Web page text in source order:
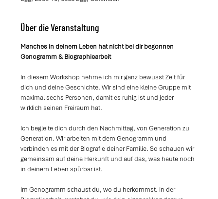
Über die Veranstaltung
Manches in deinem Leben hat nicht bei dir begonnen
Genogramm & Biographiearbeit
In diesem Workshop nehme ich mir ganz bewusst Zeit für
dich und deine Geschichte. Wir sind eine kleine Gruppe mit
maximal sechs Personen, damit es ruhig ist und jeder
wirklich seinen Freiraum hat.
Ich begleite dich durch den Nachmittag, von Generation zu
Generation. Wir arbeiten mit dem Genogramm und
verbinden es mit der Biografie deiner Familie. So schauen wir
gemeinsam auf deine Herkunft und auf das, was heute noch
in deinem Leben spürbar ist.
Im Genogramm schaust du, wo du herkommst. In der